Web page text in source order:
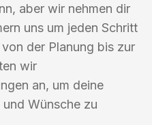
aber wir nehmen dir
uns um jeden Schritt
der Planung bis zur
wir
an, um deine
Wünsche zu